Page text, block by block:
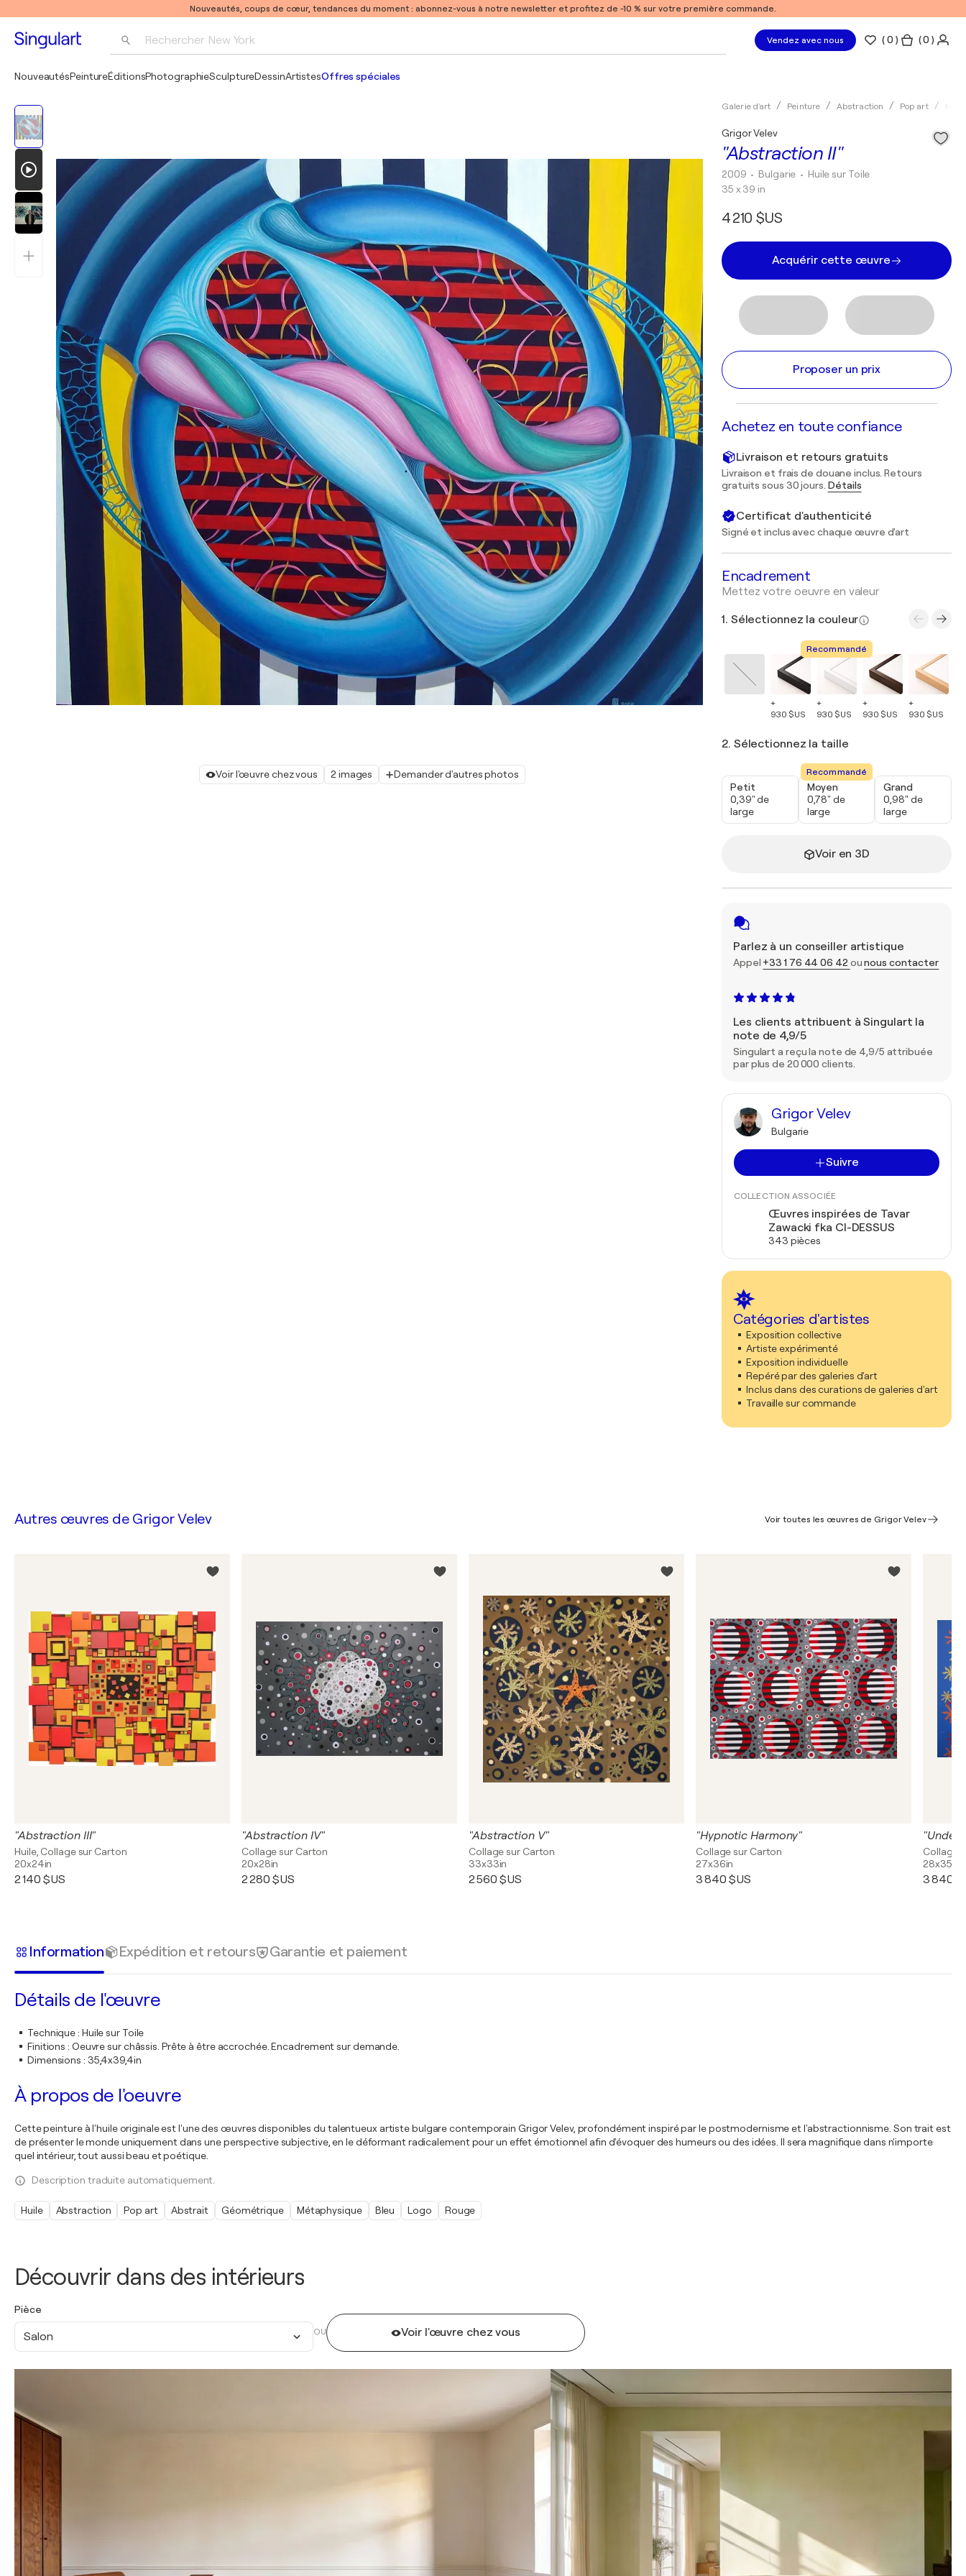
Nouveautés, coups de cœur, tendances du moment : abonnez-vous à notre newsletter et profitez de -10 % sur votre première commande.
Rechercher New York Vendez avec nous (0 ) ( 0 )
NouveautésPeintureÉditionsPhotographieSculptureDessinArtistesOffres spéciales
Voir l'œuvre chez vous 2 images Demander d'autres photos
Galerie d'art Peinture Abstraction Pop art
"Abstraction II"
Grigor Velev
2009 • Bulgarie • Huile sur Toile
35 x 39 in
4 210 $US
Acquérir cette œuvre
Proposer un prix
Achetez en toute confiance
Livraison et retours gratuits
Livraison et frais de douane inclus. Retours
gratuits sous 30 jours. Détails
Certificat d'authenticité
Signé et inclus avec chaque œuvre d'art
Encadrement
Mettez votre oeuvre en valeur
1. Sélectionnez la couleur
+
930 $US
Recommandé
+
930 $US
+
930 $US
+
930 $US
2. Sélectionnez la taille
Petit
0,39" de
large
Recommandé
Moyen
0,78" de
large
Grand
0,98" de
large
Voir en 3D
Parlez à un conseiller artistique
Appel +33 1 76 44 06 42 ounous contacter
Les clients attribuent à Singulart la
note de 4,9/5
Singulart a reçu la note de 4,9/5 attribuée
par plus de 20 000 clients.
Grigor Velev
Bulgarie
Suivre
COLLECTION ASSOCIÉE
Œuvres inspirées de Tavar
Zawacki fka CI-DESSUS
343 pièces
Catégories d'artistes
Exposition collective
Artiste expérimenté
Exposition individuelle
Repéré par des galeries d'art
Inclus dans des curations de galeries d'art
Travaille sur commande
Découvrir dans des intérieurs
Pièce
Salon OU Voir l'œuvre chez vous
Autres œuvres de Grigor Velev Voir toutes les œuvres de Grigor Velev
"Abstraction III"
Huile, Collage sur Carton
20x24in
2 140 $US
"Abstraction IV"
Collage sur Carton
20x28in
2 280 $US
"Abstraction V"
Collage sur Carton
33x33in
2 560 $US
"Hypnotic Harmony"
Collage sur Carton
27x36in
3 840 $US
Collage
28x35in
3 840
Information Expédition et retours Garantie et paiement
Détails de l'œuvre
Technique: Huile sur Toile
Finitions : Oeuvre sur châssis. Prête à être accrochée. Encadrement sur demande.
Dimensions : 35,4x39,4in
À propos de l'oeuvre
Cette peinture à l'huile originale est l'une des œuvres disponibles du talentueux artiste bulgare contemporain Grigor Velev, profondément inspiré par le postmodernisme et l'abstractionnisme. Son trait est
de présenter le monde uniquement dans une perspective subjective, en le déformant radicalement pour un effet émotionnel afin d'évoquer des humeurs ou des idées. Il sera magnifique dans n'importe
quel intérieur, tout aussi beau et poétique.
Description traduite automatiquement.
Huile Abstraction Pop art Abstrait Géométrique Métaphysique Bleu Logo Rouge